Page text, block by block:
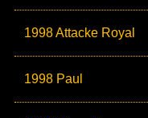
1998 Attacke Royal
1998 Paul